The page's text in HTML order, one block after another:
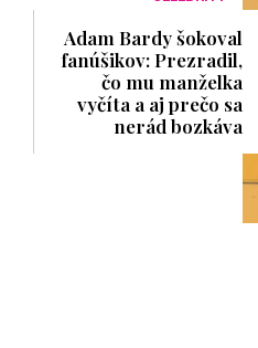
Adam Bardy šokoval
fanúšikov: Prezradil,
čo mu manželka
vyčíta a aj prečo sa
nerád bozkáva